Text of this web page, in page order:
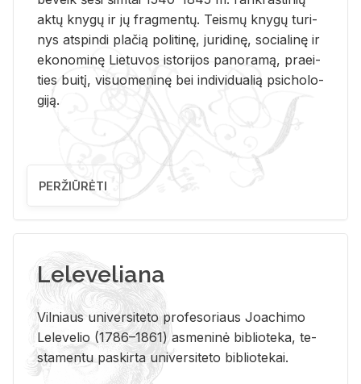
aktų kny­gų ir jų frag­men­tų. Teis­mų kny­gų tu­ri­
nys at­spin­di pla­čią po­li­ti­nę, ju­ri­di­nę, so­cia­li­nę ir
eko­no­mi­nę Lie­tu­vos is­to­ri­jos pa­no­ra­mą, pra­ei­
ties bui­tį, vi­suo­me­ni­nę bei in­di­vi­dua­lią psi­cho­lo­
gi­ją.
PERŽIŪRĖTI
Leleveliana
Vil­niaus uni­ver­si­te­to pro­fe­so­riaus Jo­a­chi­mo
Le­le­ve­lio (1786–1861) as­me­ni­nė bi­b­lio­te­ka, te­
sta­men­tu pa­skir­ta uni­ver­si­te­to bi­b­lio­te­kai.